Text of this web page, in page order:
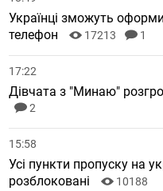
Українці зможуть
телефон
17213 1
17:22
Дівчата з "Минаю"
2
15:58
Усі пункти пропуску на
розблоковані
10188